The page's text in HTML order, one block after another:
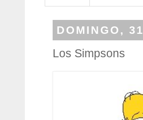
DOMINGO,
Los Simpsons